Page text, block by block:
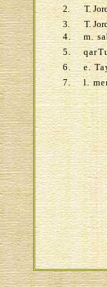
2.
T.
3.
T.
4.
m.
5.
6.
e.
7.
l.